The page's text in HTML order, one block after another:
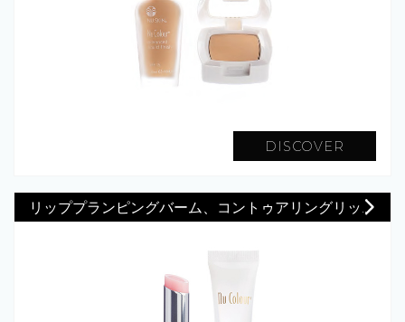
DISCOVER
リッププランピングバーム、コントゥアリングリッ...